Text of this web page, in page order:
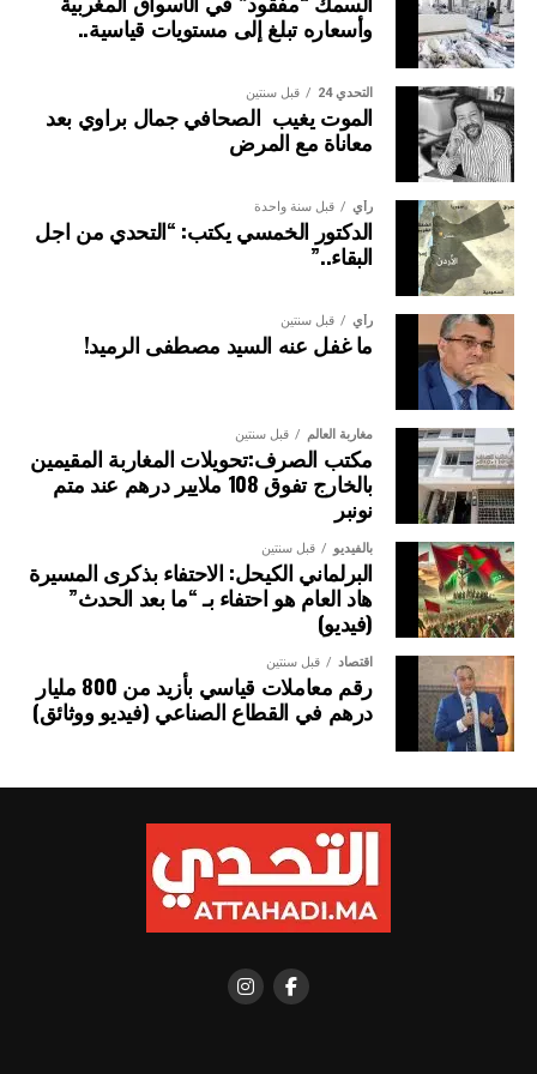
ويضم المكتب المسير ثلاثة نواب للرئيس، هم: السيدة نوال
المتوكل؛والسيد كمال لحلو؛ والسيد عبد العزيز العلوي.
وأسعاره تبلغ إلى مستويات قياسية..
التحدي 24 قبل سنتين
الموت يغيب الصحافي جمال براوي بعد
معاناة مع المرض
رأي قبل سنة واحدة
الدكتور الخمسي يكتب: “التحدي من اجل
البقاء..”
رأي قبل سنتين
ما غفل عنه السيد مصطفى الرميد!
مغاربة العالم قبل سنتين
مكتب الصرف:تحويلات المغاربة المقيمين
بالخارج تفوق 108 ملايير درهم عند متم
نونبر
بالفيديو قبل سنتين
البرلماني الكيحل: الاحتفاء بذكرى المسيرة
هاد العام هو احتفاء بـ “ما بعد الحدث”
(فيديو)
اقتصاد قبل سنتين
رقم معاملات قياسي بأزيد من 800 مليار
درهم في القطاع الصناعي (فيديو ووثائق)